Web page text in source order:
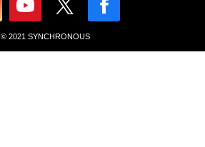
© 2021 SYNCHRONOUS